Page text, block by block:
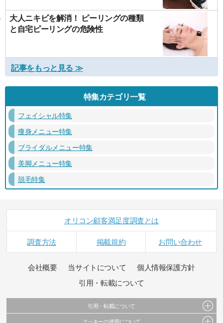
大人ニキビを解消！ ピーリングの種類
と自宅ピーリングの危険性
記事をもっと見る ≫
特集カテゴリ一覧
フェイシャル特集
痩身メニュー特集
ブライダルメニュー特集
美脚メニュー特集
脱毛特集
オリコン顧客満足度調査とは
調査方法 掲載規約 お問い合わせ
会社概要 当サイトについて
個人情報保護方針
引用・転載について
引用・転載について
クッキーの使用について